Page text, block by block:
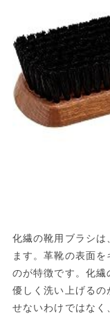
化繊の靴用ブラシは
ます。革靴の表面
のが特徴です。化繊
優しく洗い上げるの
せないわけではな